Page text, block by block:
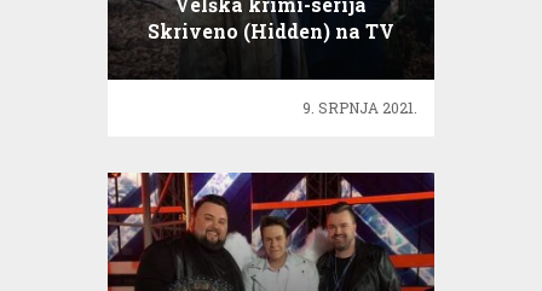
Skriveno (Hidden) na TV
9. SRPNJA 2021.